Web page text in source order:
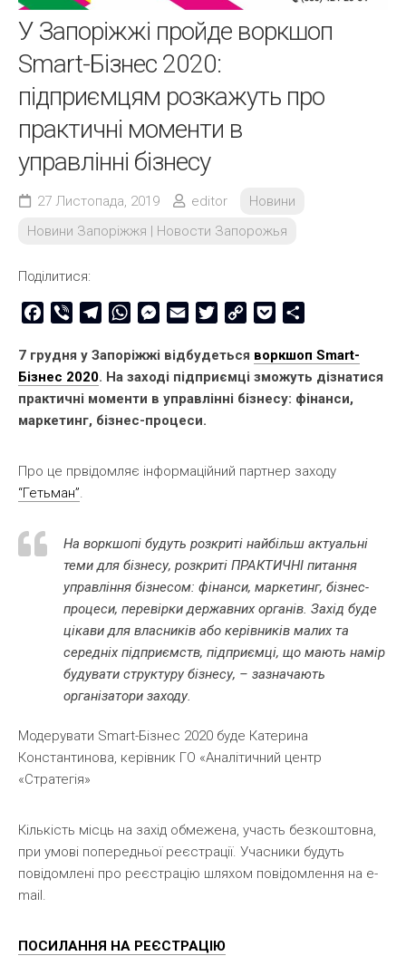
У Запоріжжі пройде воркшоп
Smart-Бізнес 2020:
підприємцям розкажуть про
практичні моменти в
управлінні бізнесу
27 Листопада, 2019 editor
Новини
Новини Запоріжжя | Новости Запорожья
Поділитися:
Facebook
Viber TelegramWhatsAppMessenger
Email TwitterCopy
Pocket
7 грудня у Запоріжжі відбудеться воркшоп Smart-
Бізнес 2020. На заході підприємці зможуть дізнатися
практичні моменти в управлінні бізнесу: фінанси,
маркетинг, бізнес-процеси.
Про це првідомляє інформаційний партнер заходу
“Гетьман”.
На воркшопі будуть розкриті найбільш актуальні
теми для бізнесу, розкриті ПРАКТИЧНІ питання
управління бізнесом: фінанси, маркетинг, бізнес-
процеси, перевірки державних органів. Захід буде
цікави для власників або керівників малих та
середніх підприємств, підприємці, що мають намір
будувати структуру бізнесу, – зазначають
організатори заходу.
Модерувати Smart-Бізнес 2020 буде Катерина
Константинова, керівник ГО «Аналітичний центр
«Стратегія»
Кількість місць на захід обмежена, участь безкоштовна,
при умові попередньої реєстрації. Учасники будуть
повідомлені про реєстрацію шляхом повідомлення на e-
mail.
ПОСИЛАННЯ НА РЕЄСТРАЦІЮ